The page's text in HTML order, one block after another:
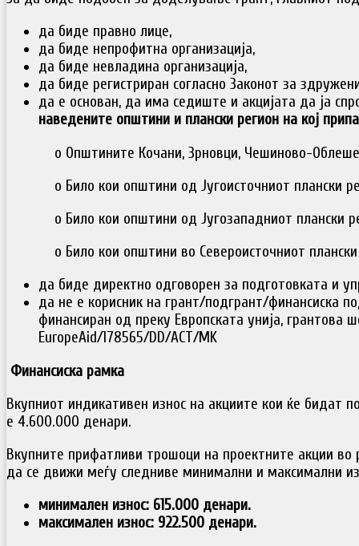
да биде правно лице,
да биде непрофитна организација,
да биде невладина организација,
да биде регистриран согласно Законот за
да е основан, да има седиште и акцијата да ја
наведените општини и плански регион на кој
o Општините Кочани, Зрновци, Чешиново-
o Било кои општини од Југоисточниот плански
o Било кои општини од Југозападниот плански
o Било кои општини во Североисточниот
да биде директно одговорен за подготовката и
да не е корисник на грант/подгрант/финансиска
финансиран од преку Европската унија, грантова
EuropeAid/178565/DD/ACT/MK
Финансиска рамка
Вкупниот индикативен износ на акциите кои ќе бидат
е 4.600.000 денари.
Вкупните прифатливи трошоци на проектните акции во
да се движи меѓу следниве минимални и максимални
минимален износ: 615.000 денари.
максимален износ: 922.500 денари.